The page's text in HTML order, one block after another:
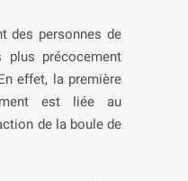
des personnes de
précocement
effet, la première
est liée au
de la boule de